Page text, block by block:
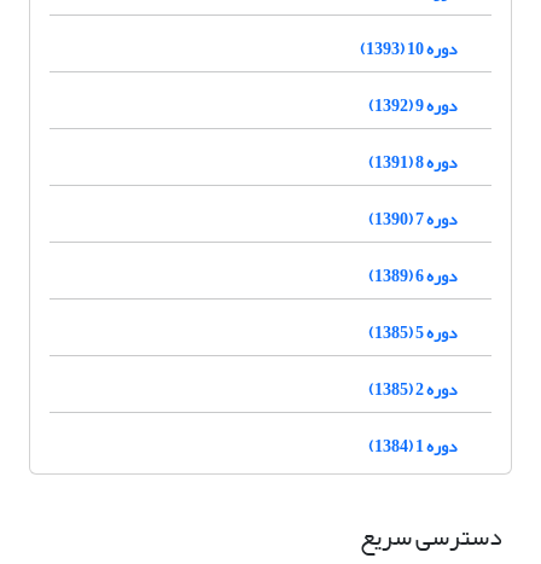
دوره 10 (1393)
دوره 9 (1392)
دوره 8 (1391)
دوره 7 (1390)
دوره 6 (1389)
دوره 5 (1385)
دوره 2 (1385)
دوره 1 (1384)
دسترسی سریع